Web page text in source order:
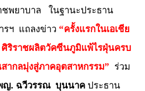
พยาบาล
ในฐานะประธาน
รฯ แถลงข่าว “ครั้งแรกในเอเชีย
ศิริราชผลิตวัคซีนภูมิแพ้ไรฝุ่นครบ
ากลมุ่งสู่ภาคอุตสาหกรรม” ร่วม
ญ. ฉวีวรรณ บุนนาค ประธาน